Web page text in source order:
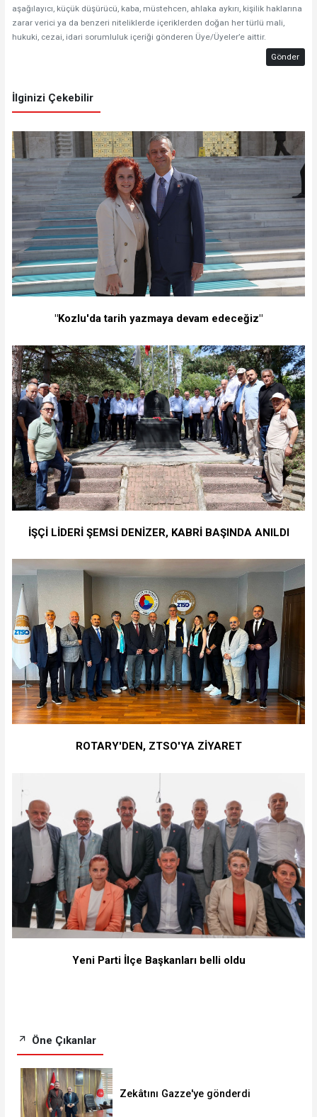
aşağılayıcı, küçük düşürücü, kaba, müstehcen, ahlaka aykırı, kişilik haklarına
zarar verici ya da benzeri niteliklerde içeriklerden doğan her türlü mali,
hukuki, cezai, idari sorumluluk içeriği gönderen Üye/Üyeler’e aittir.
Gönder
İlginizi Çekebilir
"Kozlu'da tarih yazmaya devam edeceğiz"
İŞÇİ LİDERİ ŞEMSİ DENİZER, KABRİ BAŞINDA ANILDI
ROTARY'DEN, ZTSO'YA ZİYARET
Yeni Parti İlçe Başkanları belli oldu
Öne Çıkanlar
Zekâtını Gazze'ye gönderdi